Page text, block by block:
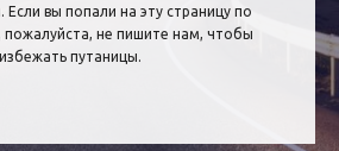
Если вы попали на эту страницу по
пожалуйста, не пишите нам, чтобы
избежать путаницы.